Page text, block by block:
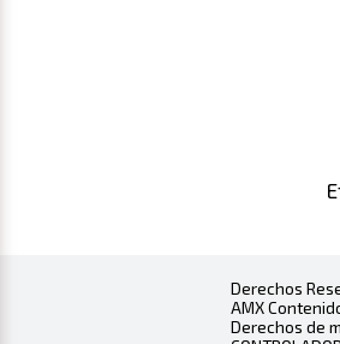
Derechos
AMX
Derechos de